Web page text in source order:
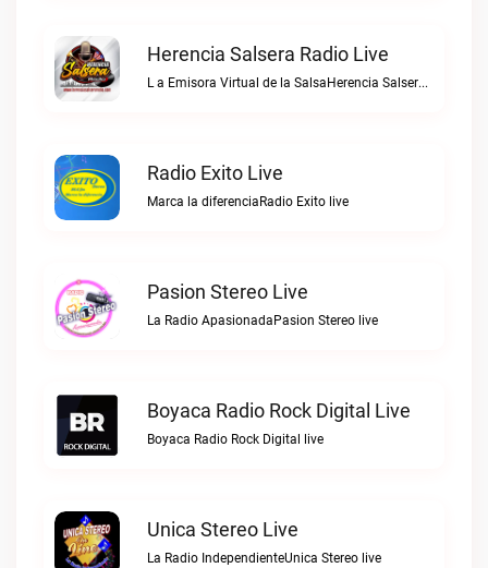
Herencia Salsera Radio Live
L a Emisora Virtual de la SalsaHerencia Salsera Radio live
Radio Exito Live
Marca la diferenciaRadio Exito live
Pasion Stereo Live
La Radio ApasionadaPasion Stereo live
Boyaca Radio Rock Digital Live
Boyaca Radio Rock Digital live
Unica Stereo Live
La Radio IndependienteUnica Stereo live